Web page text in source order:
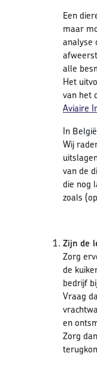
Een
maar
analyse
alle
Het
van het
Aviaire
In
Wij
van de
die nog
zoals
Zijn de
Zorg
de
bedrijf
Vraag
en
Zorg